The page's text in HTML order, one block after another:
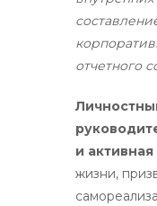
отчетного
и
жизни,